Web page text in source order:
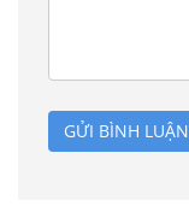
GỬI BÌNH LUẬN